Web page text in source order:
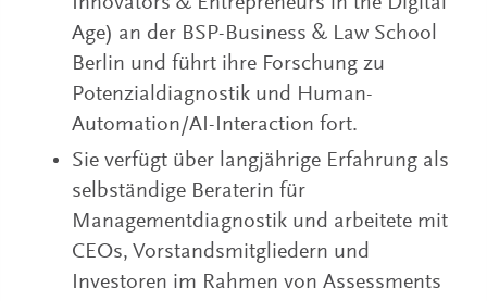
Age) an der BSP-Business & Law School
Berlin und führt ihre Forschung zu
Potenzialdiagnostik und Human-
Automation/AI-Interaction fort.
Sie verfügt über langjährige Erfahrung als
selbständige Beraterin für
Managementdiagnostik und arbeitete mit
CEOs, Vorstandsmitgliedern und
Investoren im Rahmen von Assessments